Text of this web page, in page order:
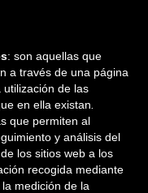
: son aquellas que
a través de una página
de las
en ella existan
que permiten al
y análisis del
los sitios web a los
recogida mediante
medición de la